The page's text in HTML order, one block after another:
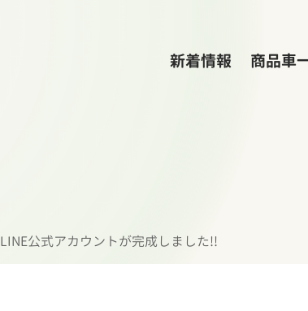
新着情報 商品車
LINE公式アカウントが完成しました!!